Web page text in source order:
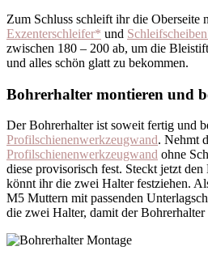
Zum Schluss schleift ihr die Oberseite
Exzenterschleifer* und
zwischen 180 – 200 ab, um die
und alles schön glatt zu bekommen.
Bohrerhalter montieren und
Der Bohrerhalter ist soweit fertig und
Profilschienenwerkzeugwand. Nehmt
Profilschienenwerkzeugwand ohne
diese provisorisch fest. Steckt jetzt
könnt ihr die zwei Halter festziehen.
M5 Muttern mit passenden
die zwei Halter, damit der